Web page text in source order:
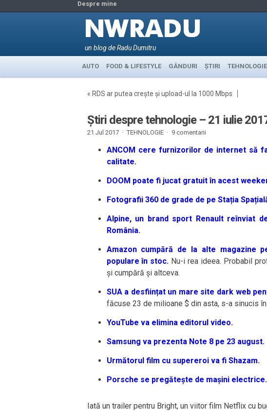
Despre mine
un blog de Radu Dumitru
AUTO FOOD & LIFESTYLE GÂNDURI ȘTIRI TEHNOLOGIE
« RDS ar putea crește și upload-ul la 1000 Mbps
Știri despre tehnologie – 21 iulie
21 Jul 2017 · TEHNOLOGIE· 9 comentarii
ANCOM cere furnizorilor de internet să
calitate.
DOOM poate fi jucat gratuit în acest
Fotografii 360 de grade de pe Stația
Alpine, un brand sport Renault reînviat
România.
Amazon cumpără de la alte magazine
populare în stoc. Nu-i rea ideea. Probabil
și cumpără și altceva.
SUA a desființat un mare site dark web
făcuse 23 de milioane $ din asta, s-a sinucis
YouTube va elimina editorul video.
Samsung va prezenta Note 8 pe 23 august.
Următorul film cu supereroi va fi Shazam.
Porsche se pregătește de mașini electrice.
Iată un trailer pentru Bright, un viitor film Netflix cu